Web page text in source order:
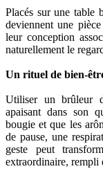
Placés sur une table
deviennent une
leur conception
naturellement le
Un rituel de bien-
Utiliser un brûleur
apaisant dans son
bougie et que les
de pause, une
geste peut
extraordinaire, rempli